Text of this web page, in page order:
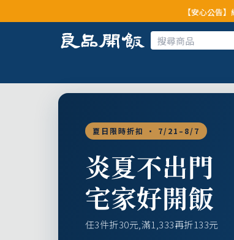
【安心公告】經查證，本公司全
夏日限時折扣 · 7/21–8/7
炎夏不出門
宅家好開飯
任3件折30元,滿1,333再折133元